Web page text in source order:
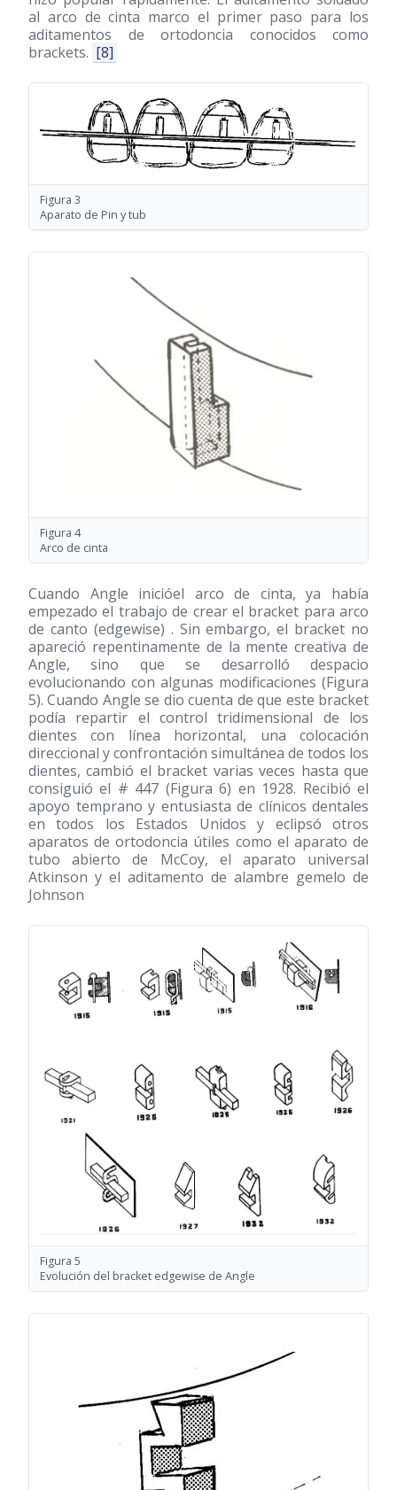
al arco de cinta marco el primer paso para los
aditamentos de ortodoncia conocidos como
brackets. [8]
Figura 3
Aparato de Pin y tub
Figura 4
Arco de cinta
Cuando Angle inicióel arco de cinta, ya había
empezado el trabajo de crear el bracket para arco
de canto (edgewise) . Sin embargo, el bracket no
apareció repentinamente de la mente creativa de
Angle, sino que se desarrolló despacio
evolucionando con algunas modificaciones (Figura
5). Cuando Angle se dio cuenta de que este bracket
podía repartir el control tridimensional de los
dientes con línea horizontal, una colocación
direccional y confrontación simultánea de todos los
dientes, cambió el bracket varias veces hasta que
consiguió el # 447 (Figura 6) en 1928. Recibió el
apoyo temprano y entusiasta de clínicos dentales
en todos los Estados Unidos y eclipsó otros
aparatos de ortodoncia útiles como el aparato de
tubo abierto de McCoy, el aparato universal
Atkinson y el aditamento de alambre gemelo de
Johnson
Figura 5
Evolución del bracket edgewise de Angle